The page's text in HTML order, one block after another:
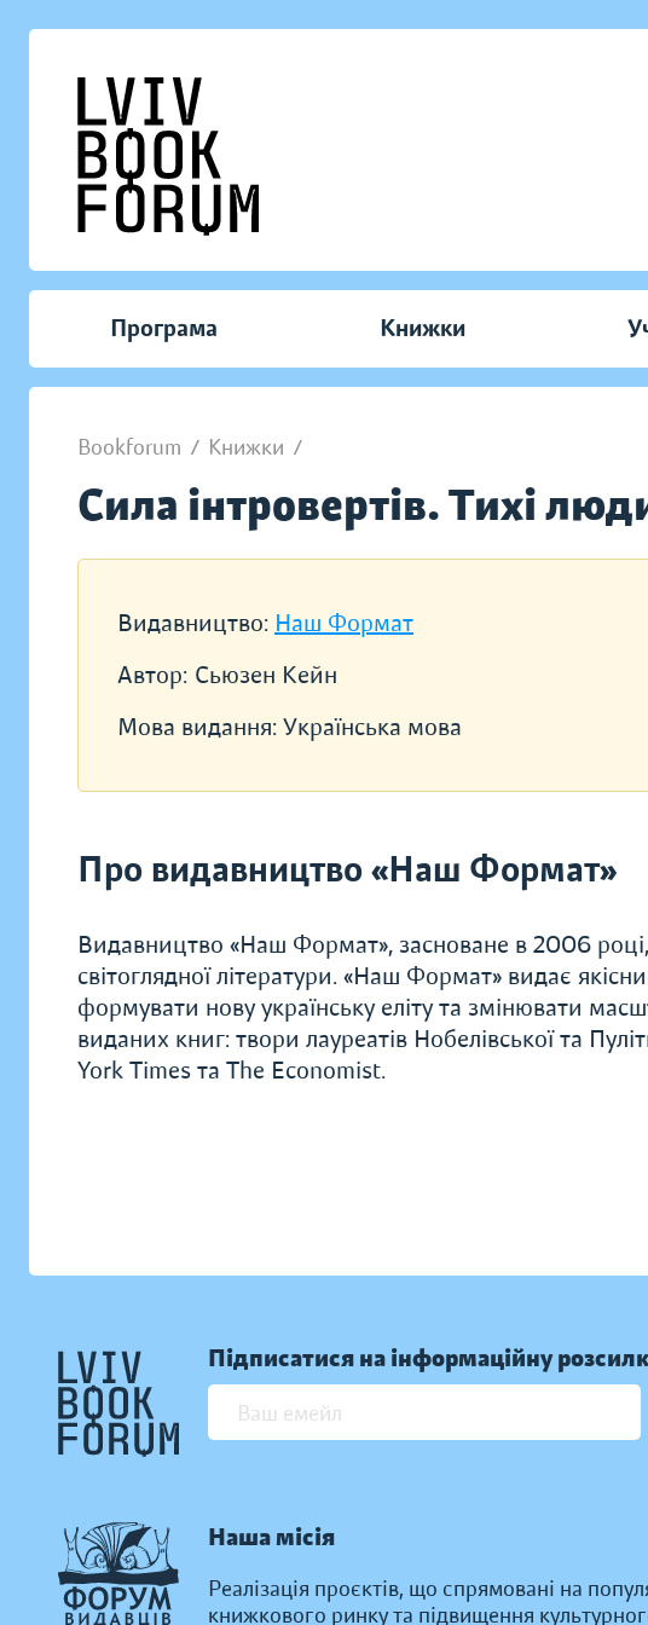
Програма Книжки
Bookforum / Книжки /
Сила інтровертів. Тихі
Видавництво: Наш Формат
Автор: Сьюзен Кейн
Мова видання: Українська мова
Про видавництво «Наш Формат»
Видавництво «Наш Формат», засноване в 2006 році,
світоглядної літератури. «Наш Формат» видає
формувати нову українську еліту та змінювати
виданих книг: твори лауреатів Нобелівської та
York Times та The Economist.
Підписатися на інформаційну
Наша місія
Реалізація проєктів, що спрямовані на
книжкового ринку та підвищення